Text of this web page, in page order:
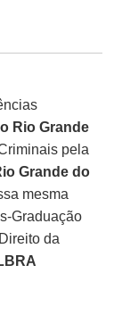
Rio Grande
pela
Grande do
mesma
Graduação
da